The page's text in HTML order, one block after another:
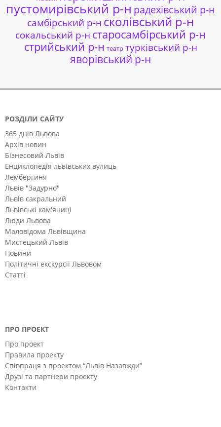
пустомирівський р-н радехівський р-н
самбірський р-н сколівський р-н
сокальський р-н старосамбірський р-н
стрийський р-н театр турківський р-н
яворівський р-н
РОЗДІЛИ САЙТУ
365 днів Львова
Архів новин
Бізнесовий Львів
Енциклопедія львівських вулиць
Лембергиня
Львів "Задурно"
Львів сакральний
Львівські кам'яниці
Люди Львова
Маловідома Львівщина
Мистецький Львів
Новини
Політичні екскурсії Львовом
Статті
ПРО ПРОЕКТ
Про проект
Правила проекту
Співпраця з проектом “Львів Назавжди”
Друзі та партнери проекту
Контакти